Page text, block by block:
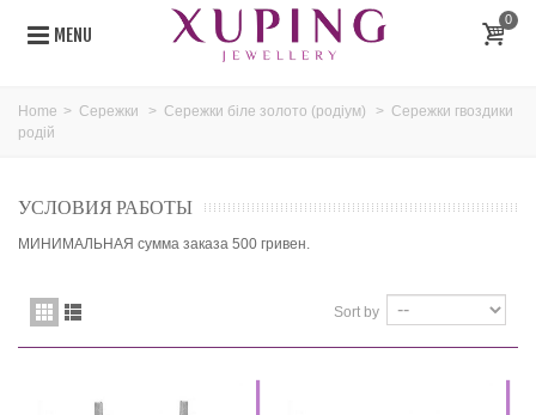
MENU
0
Home > Сережки > Сережки біле золото (родіум) > Сережки гвоздики
родій
УСЛОВИЯ РАБОТЫ
МИНИМАЛЬНАЯ сумма заказа 500 гривен.
Sort by